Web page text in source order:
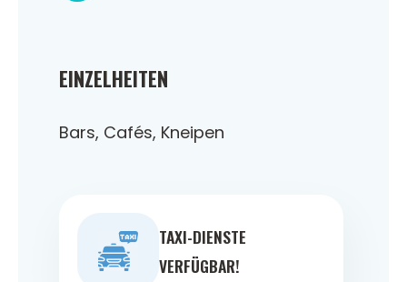
EINZELHEITEN
Bars, Cafés, Kneipen
TAXI-DIENSTE
VERFÜGBAR!